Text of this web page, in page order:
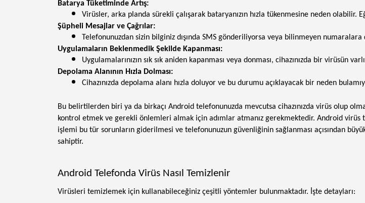
Batarya Tüketiminde Artış:
Virüsler, arka planda sürekli çalışarak bataryanızın hızla tükenmesine neden olabilir.
Şüpheli Mesajlar ve Çağrılar:
Telefonunuzdan sizin bilginiz dışında SMS gönderiliyorsa veya bilinmeyen
Uygulamaların Beklenmedik Şekilde Kapanması:
Uygulamalarınızın sık sık aniden kapanması veya donması, cihazınızda bir
Depolama Alanının Hızla Dolması:
Cihazınızda depolama alanı hızla doluyor ve bu durumu açıklayacak bir neden
Bu belirtilerden biri ya da birkaçı Android telefonunuzda mevcutsa cihazınızda virüs olup
kontrol etmek ve gerekli önlemleri almak için adımlar atmanız gerekmektedir. Android virüs
işlemi bu tür sorunların giderilmesi ve telefonunuzun güvenliğinin sağlanması açısından
sahiptir.
Android Telefonda Virüs Nasıl Temizlenir
Virüsleri temizlemek için kullanabileceğiniz çeşitli yöntemler bulunmaktadır. İşte detayları: